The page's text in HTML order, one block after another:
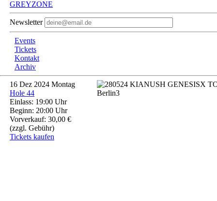
GREYZONE
Newsletter
Events
Tickets
Kontakt
Archiv
16 Dez 2024 Montag
Hole 44
Einlass: 19:00 Uhr
Beginn: 20:00 Uhr
Vorverkauf: 30,00 €
(zzgl. Gebühr)
Tickets kaufen